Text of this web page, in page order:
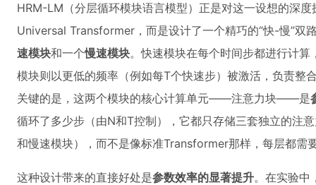
HRM-LM（分层循环模块语言模型）正是对这一设想的深
Universal Transformer，而是设计了一个精巧的“快-慢”双
速模块和一个慢速模块。快速模块在每个时间步都进行计
模块则以更低的频率（例如每T个快速步）被激活，负责整
关键的是，这两个模块的核心计算单元——注意力块——是
循环了多少步（由N和T控制），它都只存储三套独立的注
和慢速模块），而不是像标准Transformer那样，每层都需
这种设计带来的直接好处是参数效率的显著提升。在实验中